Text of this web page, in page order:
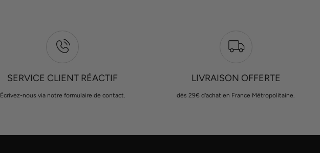
SERVICE CLIENT RÉACTIF
Écrivez-nous via notre formulaire de contact.
LIVRAISON OFFERTE
dès 29€ d'achat en France Métropolitaine.